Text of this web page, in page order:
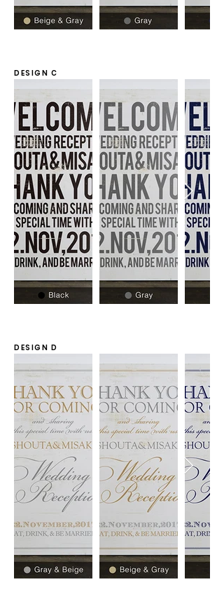
DESIGN C
DESIGN D